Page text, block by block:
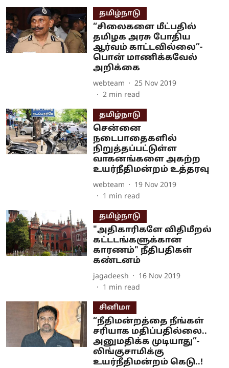
தமிழ்நாடு
“சிலைகளை மீட்பதில்
தமிழக அரசு போதிய
ஆர்வம் காட்டவில்லை”-
பொன் மாணிக்கவேல்
அறிக்கை
webteam
25 Nov 2019
2 min read
தமிழ்நாடு
சென்னை
நடைபாதைகளில்
நிறுத்தப்பட்டுள்ள
வாகனங்களை அகற்ற
உயர்நீதிமன்றம் உத்தரவு
webteam
19 Nov 2019
1 min read
தமிழ்நாடு
"அதிகாரிகளே விதிமீறல்
கட்டடங்களுக்கான
காரணம்" நீதிபதிகள்
கண்டனம்
jagadeesh
16 Nov 2019
1 min read
சினிமா
“நீதிமன்றத்தை நீங்கள்
சரியாக மதிப்பதில்லை..
அனுமதிக்க முடியாது”-
லிங்குசாமிக்கு
உயர்நீதிமன்றம் கெடு..!